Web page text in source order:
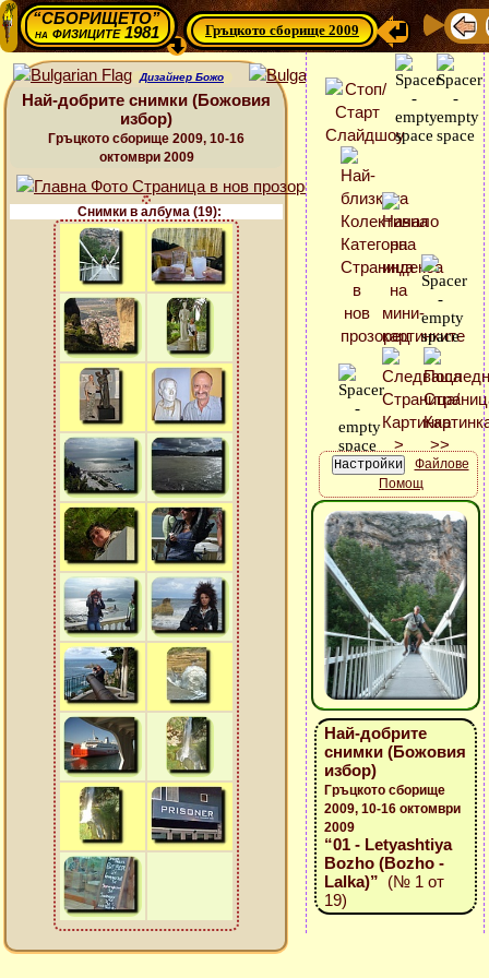
“СБОРИЩЕТО”
нафизиците 1981 Гръцкото сборище 2009
Дизайнер Божо
Най-добрите снимки (Божовия
избор)
Гръцкото сборище 2009, 10-16
октомври 2009
Снимки в албума (19):
Файлове
Помощ
Най-добрите
снимки (Божовия
избор)
Гръцкото сборище
2009, 10-16 октомври
2009
“01 - Letyashtiya
Bozho (Bozho -
Lalka)” (№ 1 от
19)